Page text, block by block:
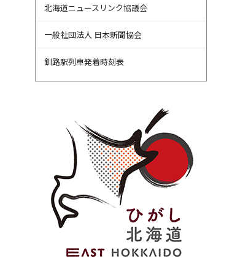
北海道ニュースリンク協議会
一般社団法人 日本新聞協会
釧路駅列車発着時刻表